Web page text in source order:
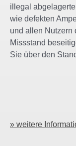
illegal
wie defekten
und allen Nutzern
Missstand
Sie über den
» weitere